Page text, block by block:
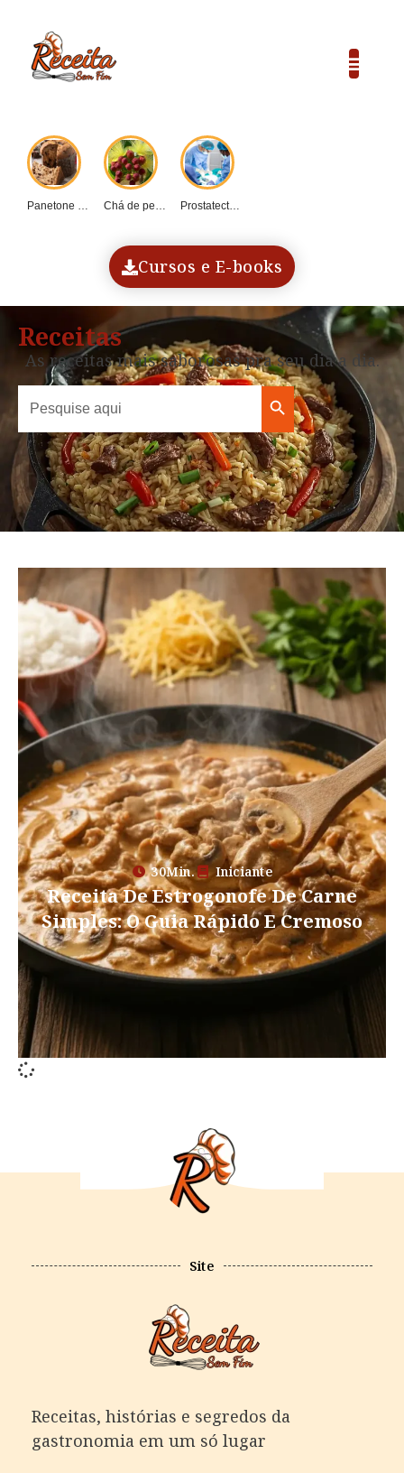
Panetone caseiro vs.... Chá de pequi:... Prostatectomia: Guia completo...
Cursos e E-books
Receitas
As receitas mais saborosas pra seu dia a dia.
Search
for: Search Button
30Min. Iniciante
Receita De Estrogonofe De Carne
Simples: O Guia Rápido E Cremoso
Site
Receitas, histórias e segredos da
gastronomia em um só lugar